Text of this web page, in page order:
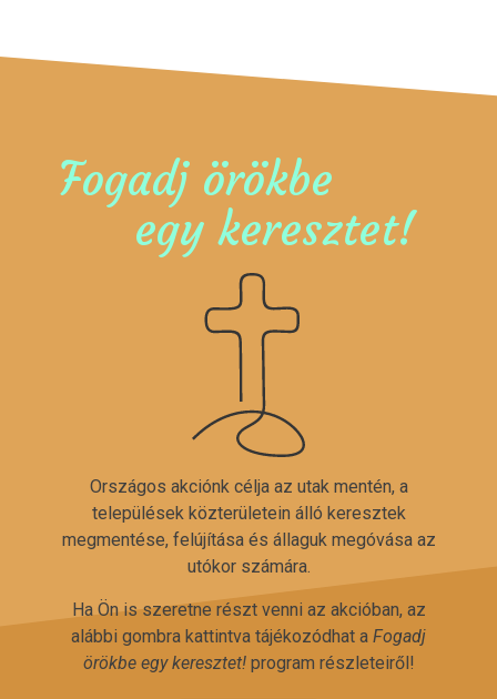
Fogadj örökbe
egy keresztet!
Országos akciónk célja az utak mentén, a
települések közterületein álló keresztek
megmentése, felújítása és állaguk megóvása az
utókor számára.
Ha Ön is szeretne részt venni az akcióban, az
alábbi gombra kattintva tájékozódhat a Fogadj
örökbe egy keresztet!program részleteiről!